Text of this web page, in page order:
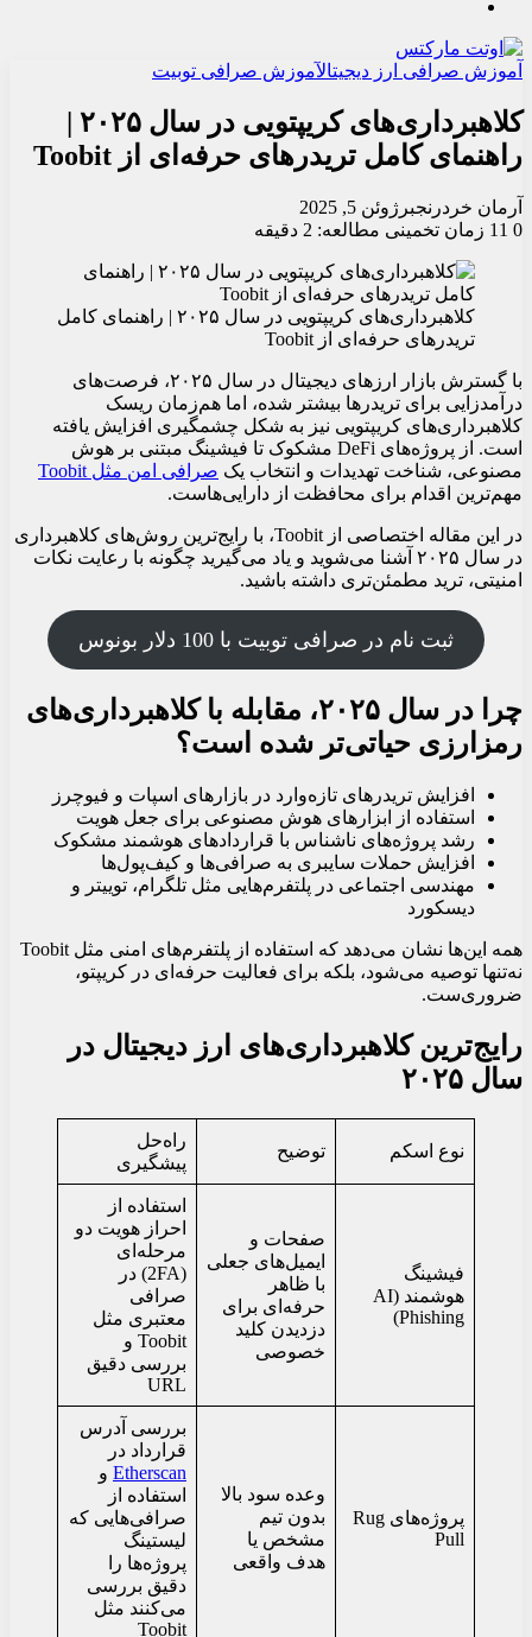
آموزش صرافی ارز دیجیتالآموزش صرافی توبیت
کلاهبرداری‌های کریپتویی در سال ۲۰۲۵ |
راهنمای کامل تریدرهای حرفه‌ای از Toobit
آرمان خردرنجبر ژوئن 5, 2025
0
زمان تخمینی مطالعه: 2 دقیقه
کلاهبرداری‌های کریپتویی در سال ۲۰۲۵ | راهنمای کامل
تریدرهای حرفه‌ای از Toobit
با گسترش بازار ارزهای دیجیتال در سال ۲۰۲۵، فرصت‌های
درآمدزایی برای تریدرها بیشتر شده، اما هم‌زمان ریسک
کلاهبرداری‌های کریپتویی نیز به شکل چشمگیری افزایش یافته
است. از پروژه‌های DeFi مشکوک تا فیشینگ مبتنی بر هوش
مصنوعی، شناخت تهدیدات و انتخاب یک صرافی امن مثل Toobit
مهم‌ترین اقدام برای محافظت از دارایی‌هاست.
در این مقاله اختصاصی از Toobit، با رایج‌ترین روش‌های کلاهبرداری
در سال ۲۰۲۵ آشنا می‌شوید و یاد می‌گیرید چگونه با رعایت نکات
امنیتی، ترید مطمئن‌تری داشته باشید.
ثبت نام در صرافی توبیت با 100 دلار بونوس
چرا در سال ۲۰۲۵، مقابله با کلاهبرداری‌های
رمزارزی حیاتی‌تر شده است؟
افزایش تریدرهای تازه‌وارد در بازارهای اسپات و فیوچرز
استفاده از ابزارهای هوش مصنوعی برای جعل هویت
رشد پروژه‌های ناشناس با قراردادهای هوشمند مشکوک
افزایش حملات سایبری به صرافی‌ها و کیف‌پول‌ها
مهندسی اجتماعی در پلتفرم‌هایی مثل تلگرام، توییتر و
دیسکورد
همه این‌ها نشان می‌دهد که استفاده از پلتفرم‌های امنی مثل Toobit
نه‌تنها توصیه می‌شود، بلکه برای فعالیت حرفه‌ای در کریپتو،
ضروری‌ست.
رایج‌ترین کلاهبرداری‌های ارز دیجیتال در
سال ۲۰۲۵
نوع اسکم توضیح
راه‌حل
پیشگیری
فیشینگ
هوشمند (AI
Phishing)
صفحات و
ایمیل‌های جعلی
با ظاهر
حرفه‌ای برای
دزدیدن کلید
خصوصی
استفاده از
احراز هویت دو
مرحله‌ای
(2FA) در
صرافی
معتبری مثل
Toobit و
بررسی دقیق
URL
پروژه‌های Rug
Pull
وعده سود بالا
بدون تیم
مشخص یا
هدف واقعی
بررسی آدرس
قرارداد در
Etherscan و
استفاده از
صرافی‌هایی که
لیستینگ
پروژه‌ها را
دقیق بررسی
می‌کنند مثل
Toobit